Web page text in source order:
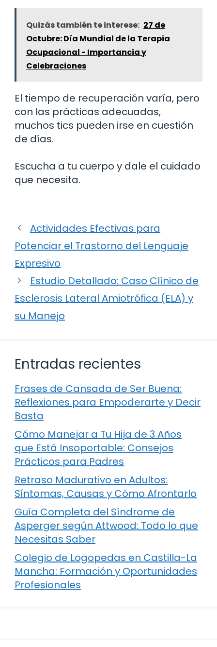
Quizás también te interese: 27 de
Octubre: Día Mundial de la Terapia
Ocupacional - Importancia y
Celebraciones
El tiempo de recuperación varía, pero
con las prácticas adecuadas,
muchos tics pueden irse en cuestión
de días.
Escucha a tu cuerpo y dale el cuidado
que necesita.
Actividades Efectivas para
Potenciar el Trastorno del Lenguaje
Expresivo
Estudio Detallado: Caso Clínico de
Esclerosis Lateral Amiotrófica (ELA) y
su Manejo
Entradas recientes
Frases de Cansada de Ser Buena:
Reflexiones para Empoderarte y Decir
Basta
Cómo Manejar a Tu Hija de 3 Años
que Está Insoportable: Consejos
Prácticos para Padres
Retraso Madurativo en Adultos:
Síntomas, Causas y Cómo Afrontarlo
Guía Completa del Síndrome de
Asperger según Attwood: Todo lo que
Necesitas Saber
Colegio de Logopedas en Castilla-La
Mancha: Formación y Oportunidades
Profesionales